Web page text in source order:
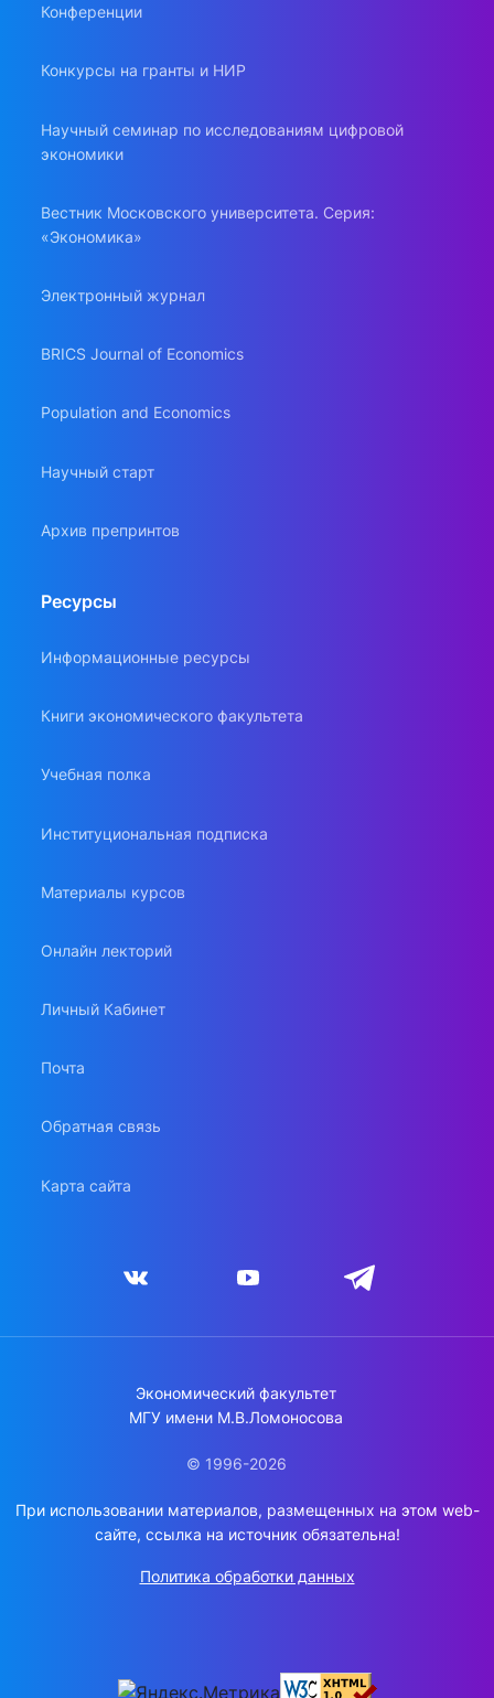
Конференции
Конкурсы на гранты и НИР
Научный семинар по исследованиям цифровой
экономики
Вестник Московского университета. Серия:
«Экономика»
Электронный журнал
BRICS Journal of Economics
Population and Economics
Научный старт
Архив препринтов
Ресурсы
Информационные ресурсы
Книги экономического факультета
Учебная полка
Институциональная подписка
Материалы курсов
Онлайн лекторий
Личный Кабинет
Почта
Обратная связь
Карта сайта
Экономический факультет
МГУ имени М.В.Ломоносова
© 1996-2026
При использовании материалов, размещенных на этом web-
сайте, ссылка на источник обязательна!
Политика обработки данных